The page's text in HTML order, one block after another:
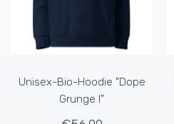
Unisex-Bio-Hoodie "Dope
Grunge I"